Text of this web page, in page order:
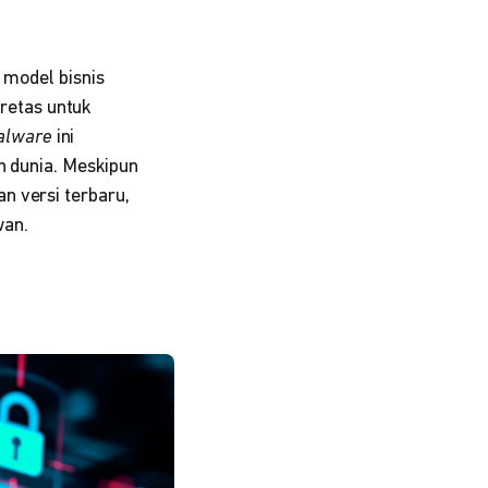
model bisnis
untuk
ini
dunia. Meskipun
versi terbaru,